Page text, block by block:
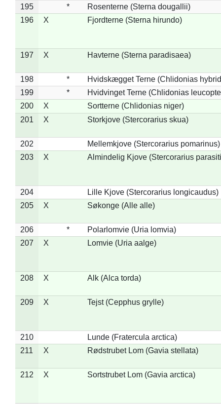
195
*
Rosenterne (Sterna dougallii)
196
X Fjordterne (Sterna hirundo)
197 X Havterne (Sterna paradisaea)
198 *
Hvidskægget Terne (Chlidonias
199
*
Hvidvinget Terne (Chlidonias
200
X
Sortterne (Chlidonias niger)
201
X Storkjove (Stercorarius skua)
202
Mellemkjove (Stercorarius pomarinus)
203
X Almindelig Kjove (Stercorarius
204
Lille Kjove (Stercorarius longicaudus)
205
X Søkonge (Alle alle)
206 *
Polarlomvie (Uria lomvia)
207
X Lomvie (Uria aalge)
208 X Alk (Alca torda)
209 X Tejst (Cepphus grylle)
210
Lunde (Fratercula arctica)
211
X Rødstrubet Lom (Gavia stellata)
212 X Sortstrubet Lom (Gavia arctica)